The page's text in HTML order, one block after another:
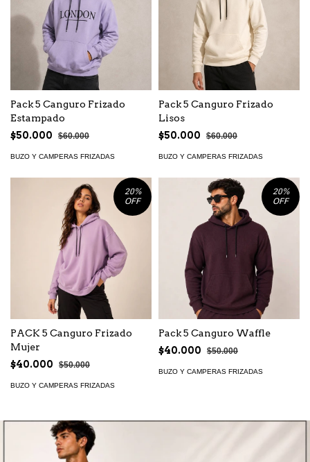
Pack 5 Canguro Frizado
Estampado
$50.000
$60.000
BUZO Y CAMPERAS FRIZADAS
Pack 5 Canguro Frizado
Lisos
$50.000
$60.000
BUZO Y CAMPERAS FRIZADAS
20%
OFF
PACK 5 Canguro Frizado
Mujer
$40.000
$50.000
BUZO Y CAMPERAS FRIZADAS
20%
OFF
Pack 5 Canguro Waffle
$40.000
$50.000
BUZO Y CAMPERAS FRIZADAS